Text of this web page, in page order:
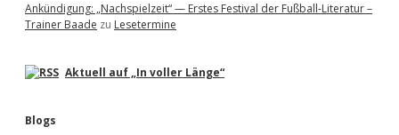
Ankündigung: „Nachspielzeit“ — Erstes Festival der Fußball-Literatur –
Trainer Baade zu Lesetermine
Aktuell auf „In voller Länge“
Blogs